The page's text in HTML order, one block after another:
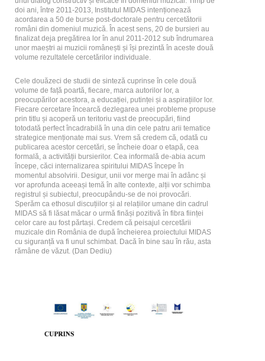
doi ani, între 2011­-2013, Institutul MIDAS intenționează
acordarea a 50 de burse post-doctorale pentru cercetătorii
români din domeniul muzică. În acest sens, 20 de bursieri au
finalizat deja pregătirea lor în anul 2011-2012 sub îndrumarea
unor maeștri ai muzicii românești și își prezintă în aceste două
volume rezultatele cercetărilor individuale.
Cele douăzeci de studii de sinteză cuprinse în cele două
volume de față poartă, fiecare, marca autorilor lor, a
preocupărilor acestora, a educației, putinței și a aspirațiilor lor.
Fiecare cercetare încearcă dezlegarea unei probleme propuse
prin titlu și acoperă un teritoriu vast de preocupări, fiind
totodată perfect încadrabilă în una din cele patru arii tematice
strategice menționate mai sus. Vrem să credem că, odată cu
publicarea acestor cercetări, se încheie doar o etapă, cea
formală, a activității bursierilor. Cea informală de-abia acum
începe, căci internalizarea spiritului MIDAS începe în
momentul absolvirii. Desigur, unii vor merge mai în adânc și
vor aprofunda aceeași temă în alte contexte, alții vor schimba
registrul și subiectul, preocupându-se de noi provocări.
Sperăm ca ethosul discuțiilor și al relațiilor umane din cadrul
MIDAS să fi lăsat măcar o urmă finăși pozitivă în fibra ființei
celor care au fost părtași. Credem că peisajul cercetării
muzicale din România de după încheierea proiectului MIDAS
cu siguranță va fi unul schimbat. Dacă în bine sau în rău, asta
rămâne de văzut. (Dan Dediu)